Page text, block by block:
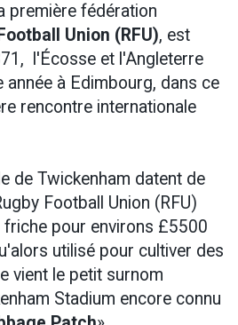
première fédération
Union (RFU), est
l'Écosse et l'Angleterre
à Edimbourg, dans ce
rencontre internationale
de Twickenham datent de
Football Union (RFU)
friche pour environs £5500
utilisé pour cultiver des
vient le petit surnom
Stadium encore connu